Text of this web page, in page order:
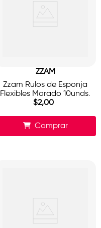
ZZAM
Zzam Rulos de Esponja
Flexibles Morado 10unds.
$2,00
Comprar